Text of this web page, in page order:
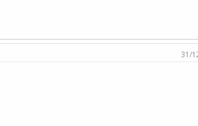
31/